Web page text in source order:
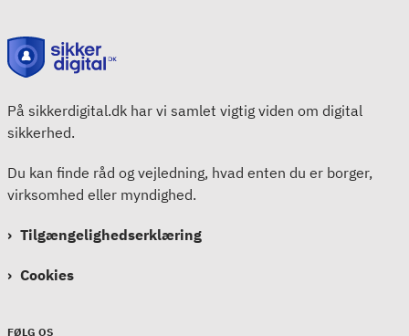
På sikkerdigital.dk har vi samlet vigtig viden om digital
sikkerhed.
Du kan finde råd og vejledning, hvad enten du er borger,
virksomhed eller myndighed.
Tilgængelighedserklæring
Cookies
FØLG OS